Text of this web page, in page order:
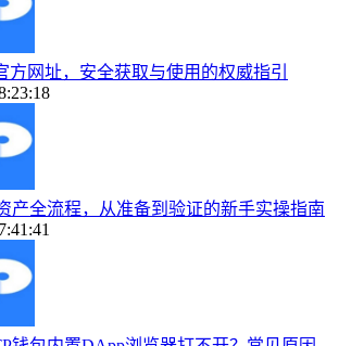
方网址，安全获取与使用的权威指引
产全流程，从准备到验证的新手实操指南